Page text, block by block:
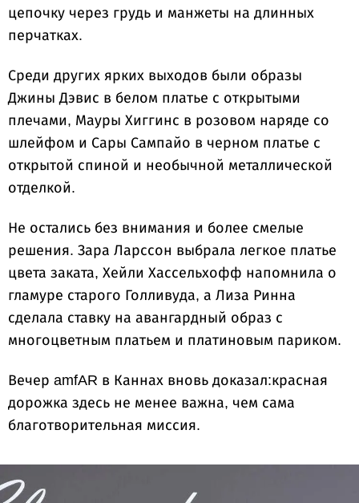
цепочку через грудь и манжеты на длинных
перчатках.
Среди других ярких выходов были образы
Джины Дэвис в белом платье с открытыми
плечами, Мауры Хиггинс в розовом наряде со
шлейфом и Сары Сампайо в черном платье с
открытой спиной и необычной металлической
отделкой.
Не остались без внимания и более смелые
решения. Зара Ларссон выбрала легкое платье
цвета заката, Хейли Хассельхофф напомнила о
гламуре старого Голливуда, а Лиза Ринна
сделала ставку на авангардный образ с
многоцветным платьем и платиновым париком.
Вечер amfAR в Каннах вновь доказал:красная
дорожка здесь не менее важна, чем сама
благотворительная миссия.